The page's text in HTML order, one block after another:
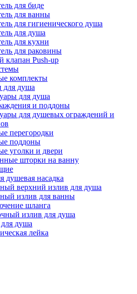
для биде
для ванны
для гигиенического душа
для душа
для кухни
для раковины
клапан Push-up
комплекты
для душа
для душа
и поддоны
для душевых ограждений и
перегородки
поддоны
уголки и двери
шторки на ванну
душевая насадка
верхний излив для душа
излив для ванны
шланга
излив для душа
душа
лейка